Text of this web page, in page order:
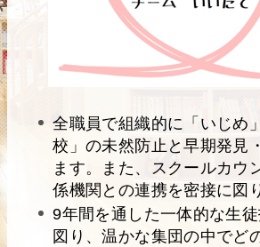
全職員で組織的に「いじめ
校」の未然防止と早期発見
ます。また、スクールカウ
係機関との連携を密接に図
9年間を通した一体的な生
図り、温かな集団の中でど